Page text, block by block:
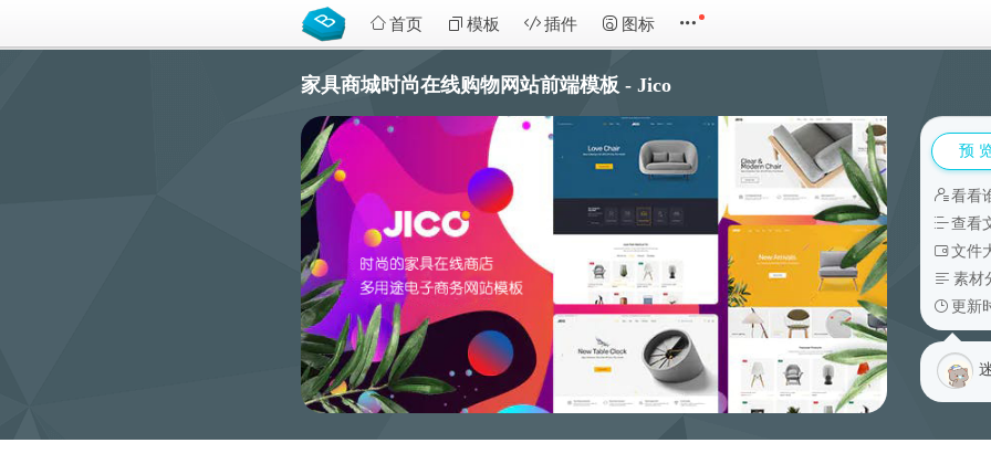
首页 模板 插件 图标
家具商城时尚在线购物网站前端模板 - Jico
预
看看
查看
文件
素材
更新